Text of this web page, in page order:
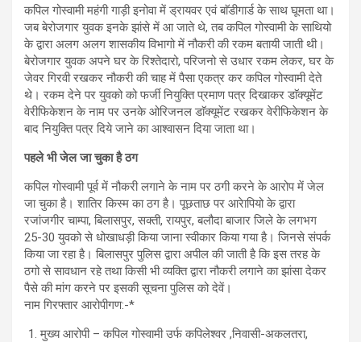
कपिल गोस्वामी महंगी गाड़ी इनोवा में ड्रायवर एवं बाॅडीगार्ड के साथ घूमता था।
जब बेरोजगार युवक इनके झांसे में आ जाते थे, तब कपिल गोस्वामी के साथियो
के द्वारा अलग अलग शासकीय विभागो में नौकरी की रकम बतायी जाती थी।
बेरोजगार युवक अपने घर के रिश्तेदारो, परिजनो से उधार रकम लेकर, घर के
जेवर गिरवी रखकर नौकरी की चाह में पैसा एकत्र कर कपिल गोस्वामी देते
थे। रकम देने पर युवको को फर्जी नियुक्ति प्रमाण पत्र दिखाकर डाॅक्यूमेंट
वेरीफिकेशन के नाम पर उनके ओरिजनल डाॅक्यूमेंट रखकर वेरीफिकेशन के
बाद नियुक्ति पत्र दिये जाने का आश्वासन दिया जाता था।
पहले भी जेल जा चुका है ठग
कपिल गोस्वामी पूर्व में नौकरी लगाने के नाम पर ठगी करने के आरोप में जेल
जा चुका है। शातिर किस्म का ठग है। पूछताछ पर आरेापियो के द्वारा
रजांजगीर चाम्पा, बिलासपुर, सक्ती, रायपुर, बलौदा बाजार जिले के लगभग
25-30 युवको से धोखाधड़ी किया जाना स्वीकार किया गया है। जिनसे संपर्क
किया जा रहा है। बिलासपुर पुलिस द्वारा अपील की जाती है कि इस तरह के
ठगो से सावधान रहे तथा किसी भी व्यक्ति द्वारा नौकरी लगाने का झांसा देकर
पैसे की मांग करने पर इसकी सूचना पुलिस को देवें।
नाम गिरफ्तार आरोपीगण:-*
मुख्य आरोपी – कपिल गोस्वामी उर्फ कपिलेश्वर ,निवासी-अकलतरा,